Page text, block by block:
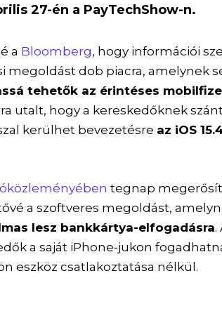
27-én a PayTechShow-n.
a Bloomberg, hogy információi
megoldást dob piacra, amelynek
tehetők az érintéses
utalt, hogy a kereskedőknek
kerülhet bevezetésre az iOS
tegnap
a szoftveres megoldást,
lesz bankkártya-elfogadásra.
a saját iPhone-jukon
eszköz csatlakoztatása nélkül.